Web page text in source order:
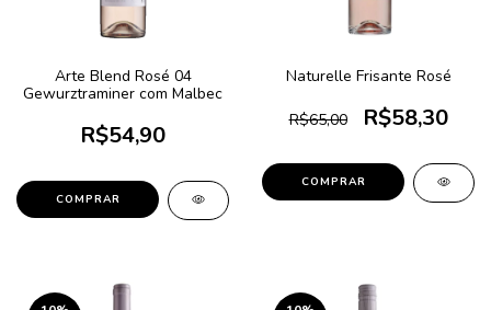
Arte Blend Rosé 04
Gewurztraminer com Malbec
R$54,90
Naturelle Frisante Rosé
R$65,00 R$58,30